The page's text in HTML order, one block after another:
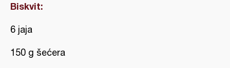
Biskvit:
6 jaja
150 g šećera